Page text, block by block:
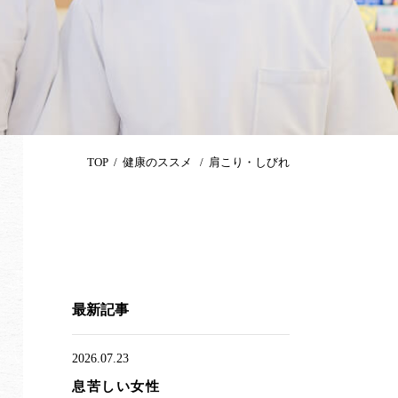
TOP 健康のススメ 肩こり・しびれ
最新記事
2026.07.23
息苦しい女性